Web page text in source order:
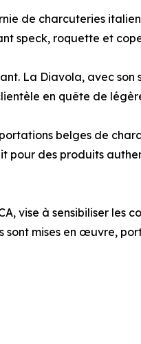
de charcuteries
speck, roquette et
La Diavola, avec
en quête de
belges de
pour des produits
vise à sensibiliser les
mises en œuvre,